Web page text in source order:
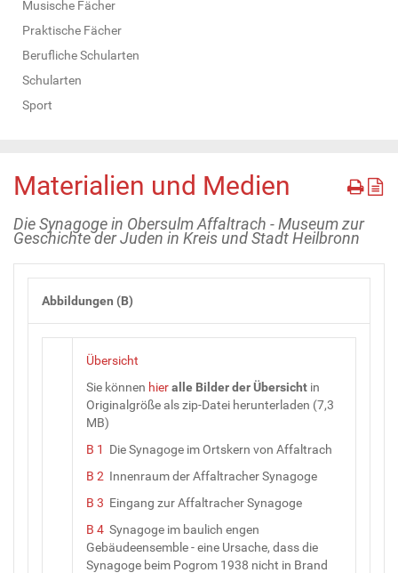
Musische Fächer
Praktische Fächer
Berufliche Schularten
Schularten
Sport
Materialien und Medien
Die Synagoge in Obersulm Affaltrach - Museum zur
Geschichte der Juden in Kreis und Stadt Heilbronn
Abbildungen (B)
Übersicht
Sie können hieralle BilderderÜbersicht in
Originalgröße als zip-Datei herunterladen (7,3
MB)
B 1
Die Synagoge im Ortskern von Affaltrach
B 2 Innenraum der Affaltracher Synagoge
B 3 Eingang zur Affaltracher Synagoge
B 4 Synagoge im baulich engen
Gebäudeensemble - eine Ursache, dass die
Synagoge beim Pogrom 1938 nicht in Brand